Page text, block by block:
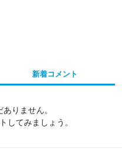
新着コメント
りません。
してみましょう。